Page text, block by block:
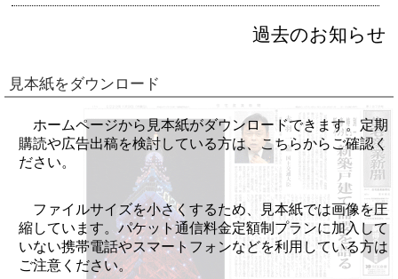
過去のお知らせ
見本紙をダウンロード
ホームページから見本紙がダウンロードできます。定期
購読や広告出稿を検討している方は、こちらからご確認く
ださい。
ファイルサイズを小さくするため、見本紙では画像を圧
縮しています。パケット通信料金定額制プランに加入して
いない携帯電話やスマートフォンなどを利用している方は
ご注意ください。